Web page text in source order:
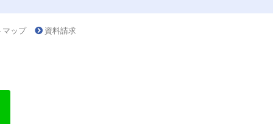
マップ 資料請求